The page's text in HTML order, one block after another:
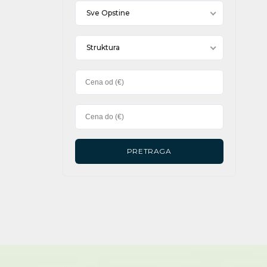
Sve Opstine
Struktura